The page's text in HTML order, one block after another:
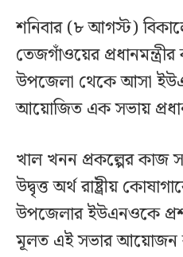
শনিবার (৮ আগস্ট)
তেজগাঁওয়ের প্রধানমন্ত্রীর
উপজেলা থেকে আসা
আয়োজিত এক সভায়
খাল খনন প্রকল্পের কাজ
উদ্বৃত্ত অর্থ রাষ্ট্রীয়
উপজেলার ইউএনওকে
মূলত এই সভার আয়োজন